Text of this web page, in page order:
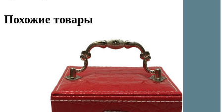
Похожие товары